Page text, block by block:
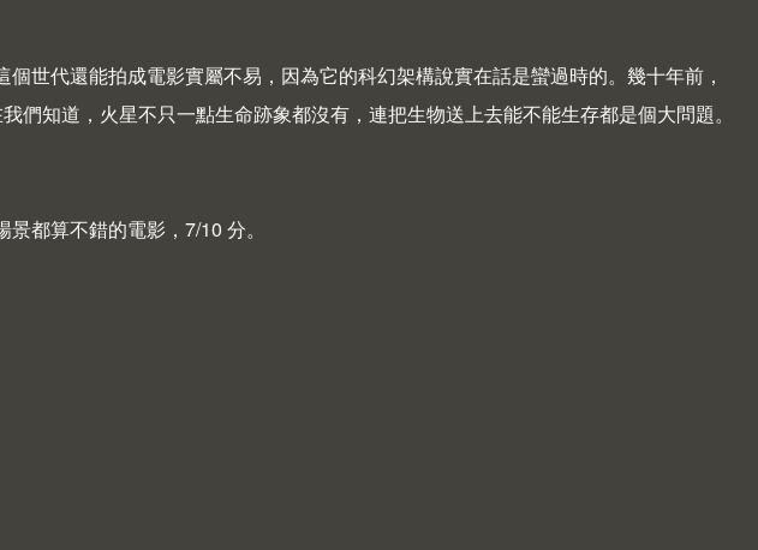
世代還能拍成電影實屬不易，因為它的科幻架構說實在話是蠻過時的。幾十年前，
們知道，火星不只一點生命跡象都沒有，連把生物送上去能不能生存都是個大問題。
都算不錯的電影，7/10 分。